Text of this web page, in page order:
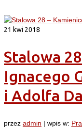
21 kwi 2018
Stalowa
Ignacego
i Adolfa
przez admin | wpis w: